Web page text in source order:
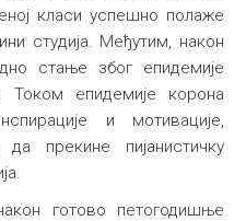
класи успешно полаже
студија. Међутим, након
стање због епидемије
Током епидемије корона
и мотивације,
прекине пијанистичку
готово петогодишње